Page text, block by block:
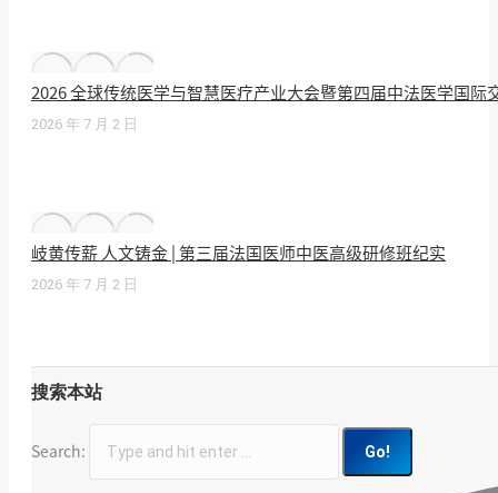
2026 全球传统医学与智慧医疗产业大会暨第四届中法医学国际
2026 年 7 月 2 日
岐黄传薪 人文铸金 | 第三届法国医师中医高级研修班纪实
2026 年 7 月 2 日
搜索本站
Search: